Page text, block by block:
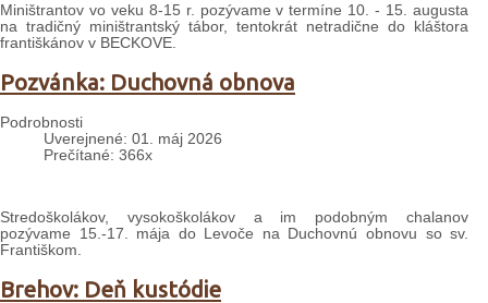
Miništrantov vo veku 8-15 r. pozývame v termíne 10. - 15. augusta
na tradičný miništrantský tábor, tentokrát netradične do kláštora
františkánov v BECKOVE.
Pozvánka: Duchovná obnova
Podrobnosti
Uverejnené: 01. máj 2026
Prečítané: 366x
Stredoškolákov, vysokoškolákov a im podobným chalanov
pozývame 15.-17. mája do Levoče na Duchovnú obnovu so sv.
Františkom.
Brehov: Deň kustódie